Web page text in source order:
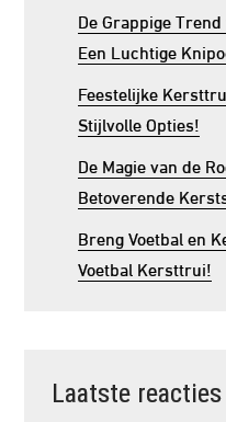
De Grappige
Een Luchtige
Feestelijke
Stijlvolle Opties!
De Magie van de
Betoverende
Breng Voetbal en
Voetbal Kersttrui!
Laatste reacties